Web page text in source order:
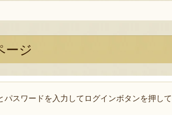
ージ
スワードを入力してログインボタンを押して